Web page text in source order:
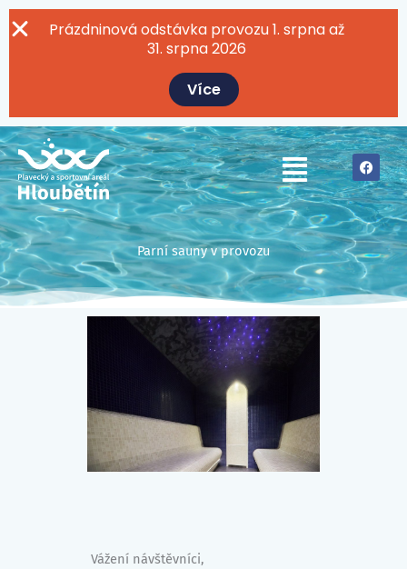
Prázdninová odstávka provozu 1. srpna až
31. srpna 2026
Více
Přeskočit
na
Menu
F
a
c
e
b
o
o
k
Parní sauny v provozu
Vážení návštěvníci,